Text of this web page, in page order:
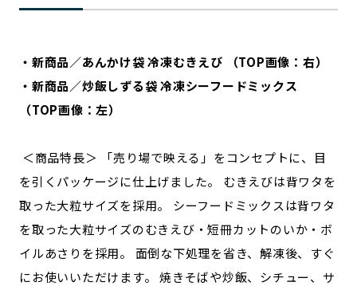
・新商品／あんかけ袋 冷凍むきえび （TOP画像：右）
・新商品／炒飯しずる袋 冷凍シーフードミックス
（TOP画像：左）
＜商品特長＞ 「売り場で映える」をコンセプトに、目
を引くパッケージに仕上げました。 むきえびは背ワタを
取った大粒サイズを採用。 シーフードミックスは背ワタ
を取った大粒サイズのむきえび・短冊カットのいか・ボ
イルあさりを採用。 面倒な下処理を省き、解凍後、すぐ
にお使いいただけます。 焼きそばや炒飯、シチュー、サ